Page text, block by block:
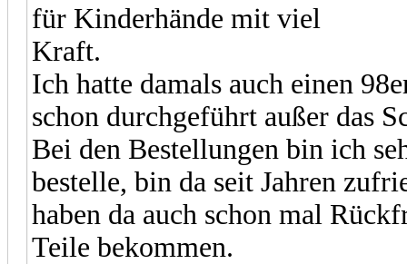
für Kinderhände mit viel
Kraft.
Ich hatte damals auch einen
schon durchgeführt außer das
Bei den Bestellungen bin ich
bestelle, bin da seit Jahren
haben da auch schon mal
Teile bekommen.